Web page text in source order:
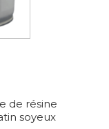
de résine
soyeux